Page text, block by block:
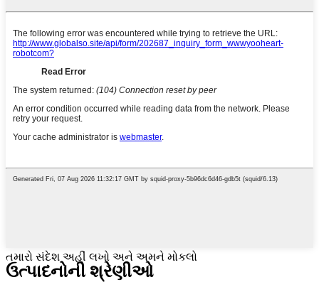
તમારો સંદેશ અહીં લખો અને અમને મોકલો
ઉત્પાદનોની શ્રેણીઓ